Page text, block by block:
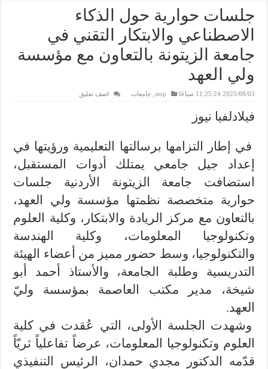
جلسات حوارية حول الذكاء
الاصطناعي والابتكار التقني في
جامعة الزيتونة بالتعاون مع مؤسسة
ولي العهد
2025/08/03 11:25:24 صباحًا stop جامعات اضف تعليق
فيلادلفيا نيوز
في إطار التزامها برسالتها التعليمية ورؤيتها في
إعداد جيل جامعي يمتلك أدوات المستقبل،
استضافت جامعة الزيتونة الأردنية جلسات
حوارية متخصصة نظمتها مؤسسة ولي العهد،
بالتعاون مع مركز الريادة والابتكار، وكلية العلوم
وتكنولوجيا المعلومات، وكلية الهندسة
والتكنولوجيا، وسط حضور مميز من أعضاء الهيئة
التدريسية وطلبة الجامعة، والأستاذ أحمد أبو
شيخة، مدير مكتب العاصمة بمؤسسة وليّ
العهد.
وشهدت الجلسة الأولى، التي عُقدت في كلية
العلوم وتكنولوجيا المعلومات، عرضاً تفاعلياً ثريّاً
قدّمه الدكتور مجدي حمدان، الرئيس التنفيذي